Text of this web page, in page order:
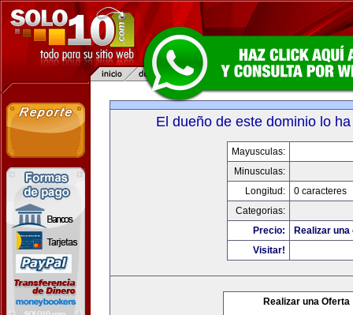
El dueño de este dominio lo
Mayusculas:
Minusculas:
Longitud:
0 caracteres
Categorias:
Precio:
Realizar
Visitar!
Realizar una Oferta